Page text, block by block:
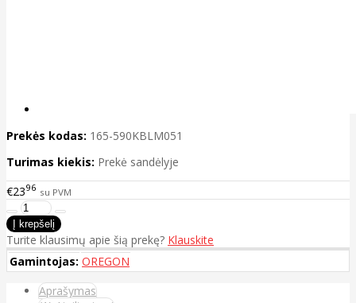
Prekės kodas: 165-590KBLM051
Turimas kiekis: Prekė sandėlyje
€2396 su PVM
Turite klausimų apie šią prekę? Klauskite
Gamintojas: OREGON
Aprašymas